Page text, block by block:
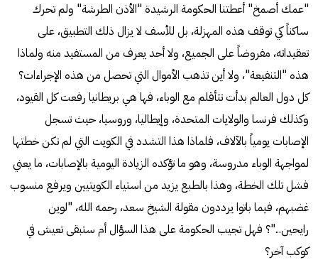
"عمك أصمخ" أعطتنا الحكومة الرشيدة "الأذن الطرشة" ولم تحرك
ساكناً كي توقف هذه المهزلة، بل للأسف لا يزال ذلك التطبيق، على
تعقيداته، مفروضاً على الجميع، ولا أحد يعرف من المستفيد منه ولماذا
هذه "التنفيعة"، ولا أين تذهب الأموال التي تحصل من هذه الإجراءات؟
كل دول العالم بدأت تتأقلم مع الوباء، فها هي بريطانيا رفعت كل القيود،
وكذلك فرنسا والولايات المتحدة، وإيطاليا، وروسيا، حيث تسجل
الإصابات يومياً بالآلاف، فلماذا هذا التشدد في الكويت التي لم تكن خطتها
لمواجهة الوباء مدروسة، وهو ما تؤكده الزيادة اليومية بالإصابات، ما يعني
فشل تلك الخطة، وهذا بالطبع يزيد من استياء الكويتيين ويرفع منسوب
غضبهم، فيما باتوا يرددون مقولة الشيخ سعد، رحمه الله، "لوين
رايحين..."؟ فهل تجيب الحكومة على هذا السؤال أم ستبقى تعيش في
كوكب آخر؟